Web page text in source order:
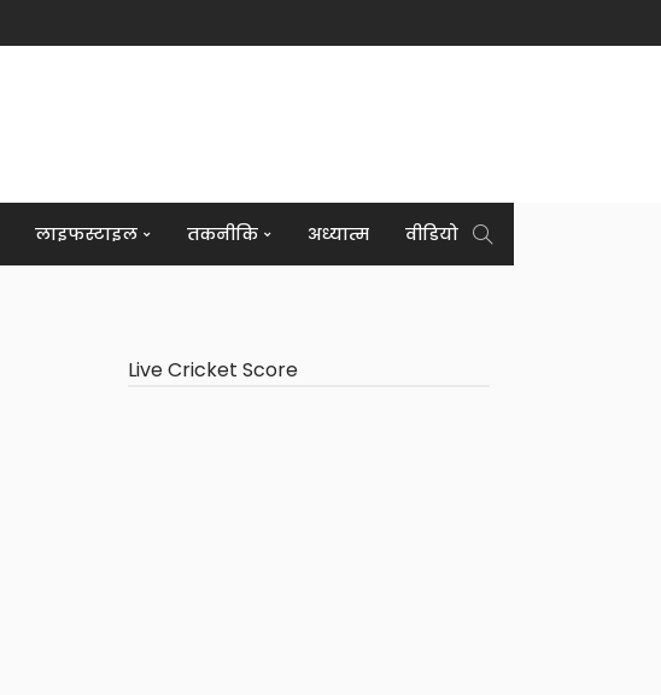
लाइफस्टाइल तकनीकि अध्यात्म वीडियो
Live Cricket Score